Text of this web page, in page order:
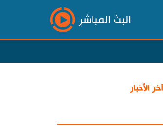
البث المباشر
آخر الأخبار